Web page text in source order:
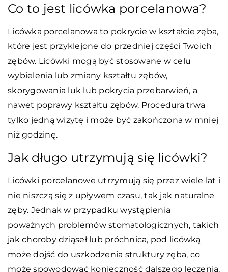
Co to jest licówka porcelanowa?
Licówka porcelanowa to pokrycie w kształcie zęba,
które jest przyklejone do przedniej części Twoich
zębów. Licówki mogą być stosowane w celu
wybielenia lub zmiany kształtu zębów,
skorygowania luk lub pokrycia przebarwień, a
nawet poprawy kształtu zębów. Procedura trwa
tylko jedną wizytę i może być zakończona w mniej
niż godzinę.
Jak długo utrzymują się licówki?
Licówki porcelanowe utrzymują się przez wiele lat i
nie niszczą się z upływem czasu, tak jak naturalne
zęby. Jednak w przypadku wystąpienia
poważnych problemów stomatologicznych, takich
jak choroby dziąseł lub próchnica, pod licówką
może dojść do uszkodzenia struktury zęba, co
może spowodować konieczność dalszego leczenia.